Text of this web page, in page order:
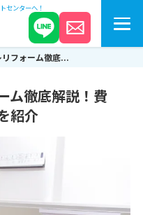
センターへ！
フォーム徹底...
ム徹底解説！費
紹介